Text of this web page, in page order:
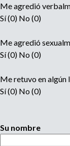
Me agredió
Sí (0) No (0)
Me agredió
Sí (0) No (0)
Me retuvo en algún
Sí (0) No (0)
Su nombre